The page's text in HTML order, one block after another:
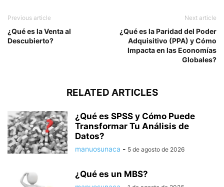
Previous article
¿Qué es la Venta al
Descubierto?
Next article
¿Qué es la Paridad del Poder
Adquisitivo (PPA) y Cómo
Impacta en las Economías
Globales?
RELATED ARTICLES
¿Qué es SPSS y Cómo Puede
Transformar Tu Análisis de
Datos?
manuosunaca - 5 de agosto de 2026
¿Qué es un MBS?